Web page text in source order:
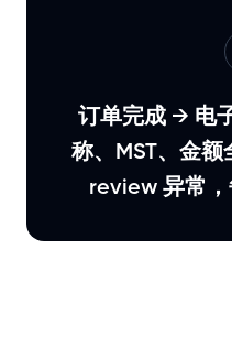
订单完成 → 电
称、MST、金
review 异常，